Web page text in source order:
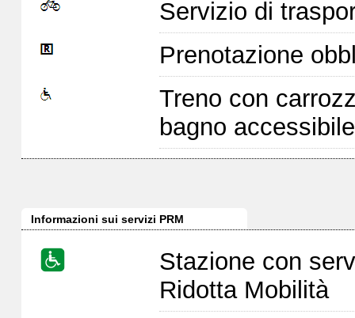
Servizio di
Prenotazione
Treno con
bagno
Informazioni sui servizi PRM
Stazione con
Ridotta Mobilità